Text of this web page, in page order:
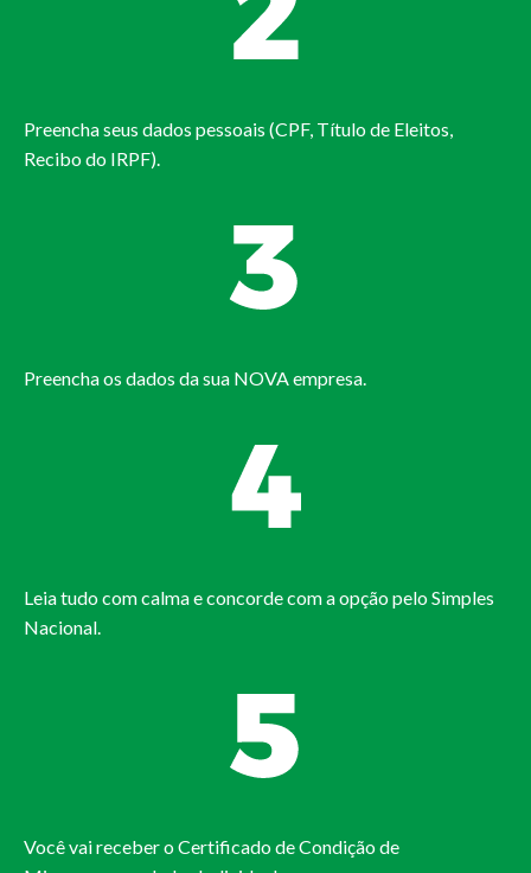
Preencha seus dados pessoais (CPF, Título de Eleitos,
Recibo do IRPF).
Preencha os dados da sua NOVA empresa.
Leia tudo com calma e concorde com a opção pelo Simples
Nacional.
Você vai receber o Certificado de Condição de